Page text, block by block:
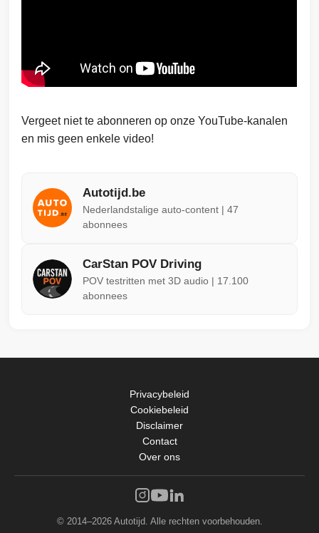
Vergeet niet te abonneren op onze YouTube-kanalen
en mis geen enkele video!
Autotijd.be
Nederlandstalige auto-content | 47
abonnees
CarStan POV Driving
POV testritten met 3D audio | 17.100
abonnees
Privacybeleid
Cookiebeleid
Disclaimer
Contact
Over ons
© 2014–2026 Autotijd. Alle rechten voorbehouden.